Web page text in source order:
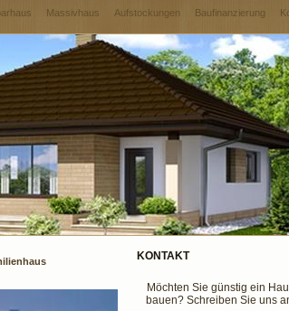
Massivhaus Aufstockungen Baufinanzierung
KONTAKT
Möchten Sie günstig ein
bauen? Schreiben Sie uns